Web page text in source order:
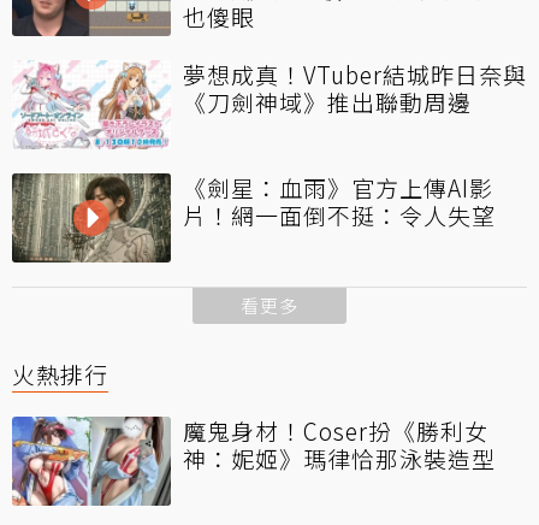
也傻眼
夢想成真！VTuber結城昨日奈與
《刀劍神域》推出聯動周邊
《劍星：血雨》官方上傳AI影
片！網一面倒不挺：令人失望
看更多
火熱排行
魔鬼身材！Coser扮《勝利女
神：妮姬》瑪律恰那泳裝造型